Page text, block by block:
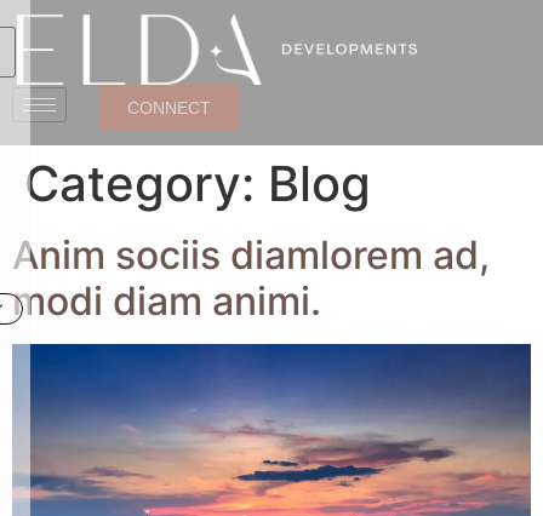
CONNECT
Category: Blog
Anim sociis diamlorem ad,
modi diam animi.